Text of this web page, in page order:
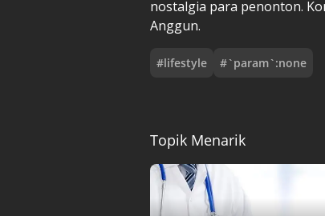
nostalgia para penonton.
Anggun.
#lifestyle #`param`:none
Topik Menarik